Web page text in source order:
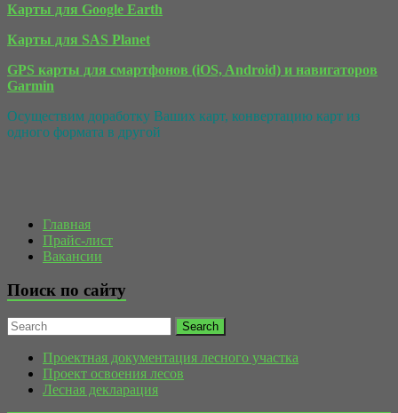
Карты для Google Earth
Карты для SAS Planet
GPS карты для смартфонов (iOS, Android) и навигаторов
Garmin
Осуществим доработку Ваших карт, конвертацию карт из
одного формата в другой
Главная
Прайс-лист
Вакансии
Поиск по сайту
Проектная документация лесного участка
Проект освоения лесов
Лесная декларация